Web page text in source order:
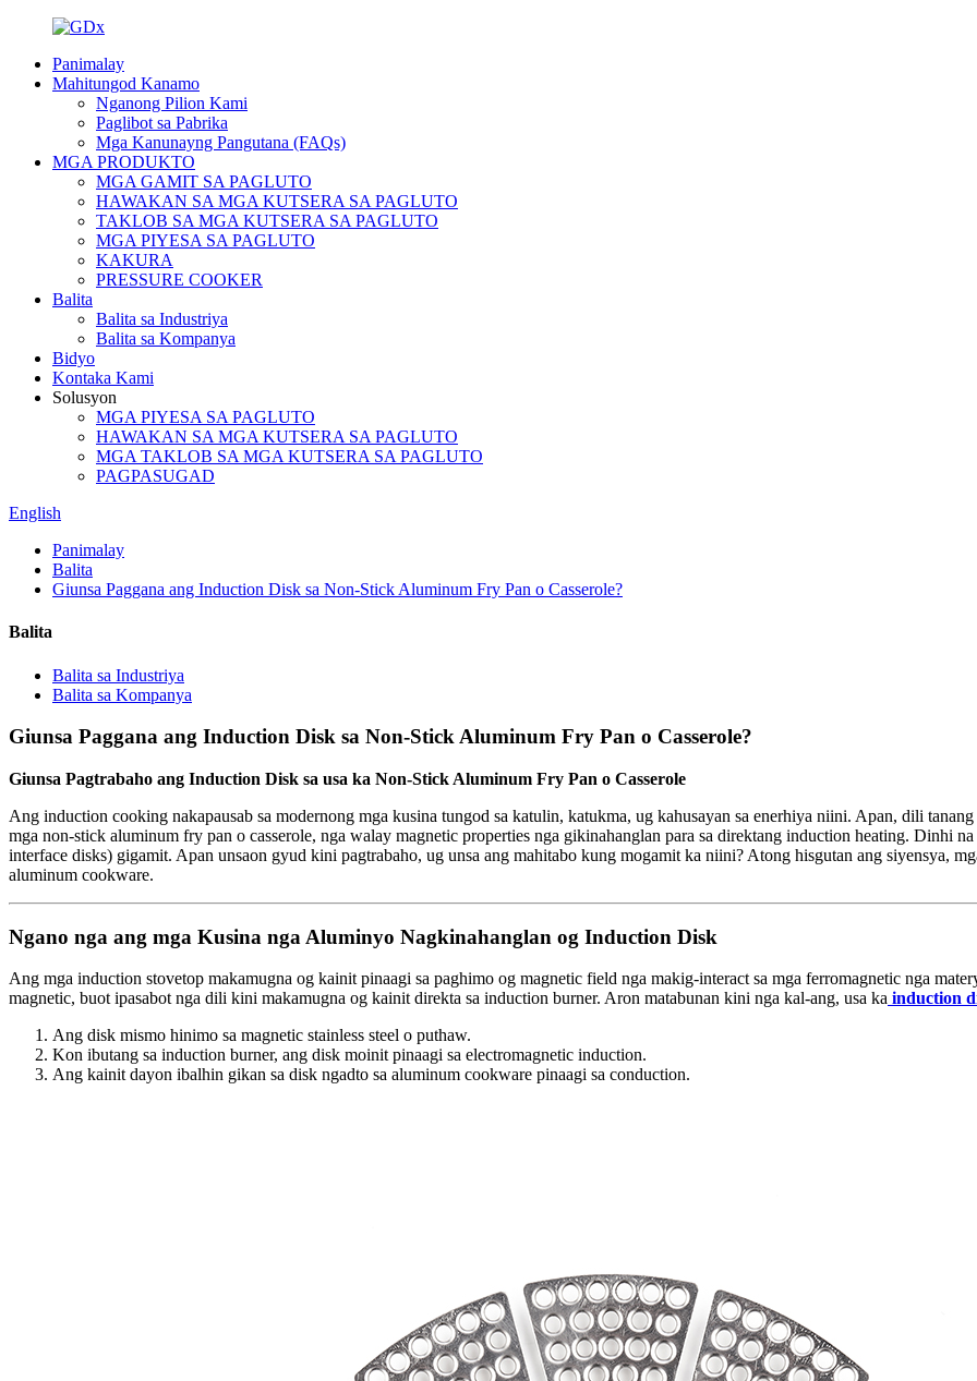
Panimalay
Mahitungod Kanamo
Nganong Pilion Kami
Paglibot sa Pabrika
Mga Kanunayng Pangutana (FAQs)
MGA PRODUKTO
MGA GAMIT SA PAGLUTO
HAWAKAN SA MGA KUTSERA SA PAGLUTO
TAKLOB SA MGA KUTSERA SA PAGLUTO
MGA PIYESA SA PAGLUTO
KAKURA
PRESSURE COOKER
Balita
Balita sa Industriya
Balita sa Kompanya
Bidyo
Kontaka Kami
Solusyon
MGA PIYESA SA PAGLUTO
HAWAKAN SA MGA KUTSERA SA PAGLUTO
MGA TAKLOB SA MGA KUTSERA SA PAGLUTO
PAGPASUGAD
English
Panimalay
Balita
Giunsa Paggana ang Induction Disk sa Non-Stick Aluminum Fry Pan o Casserole?
Balita
Balita sa Industriya
Balita sa Kompanya
Giunsa Paggana ang Induction Disk sa Non-Stick Aluminum Fry Pan o Casserole?
Giunsa Pagtrabaho ang Induction Disk sa usa ka Non-Stick Aluminum Fry Pan o Casserole
Ang induction cooking nakapausab sa modernong mga kusina tungod sa katulin, katukma, ug kahusayan sa enerhiya niini. Apan, dili
mga non-stick aluminum fry pan o casserole, nga walay magnetic properties nga gikinahanglan para sa direktang induction heating. Dinhi
interface disks) gigamit. Apan unsaon gyud kini pagtrabaho, ug unsa ang mahitabo kung mogamit ka niini? Atong hisgutan ang siyensya,
aluminum cookware.
Ngano nga ang mga Kusina nga Aluminyo Nagkinahanglan og Induction Disk
Ang mga induction stovetop makamugna og kainit pinaagi sa paghimo og magnetic field nga makig-interact sa mga ferromagnetic nga
magnetic, buot ipasabot nga dili kini makamugna og kainit direkta sa induction burner. Aron matabunan kini nga kal-ang, usa ka induction
Ang disk mismo hinimo sa magnetic stainless steel o puthaw.
Kon ibutang sa induction burner, ang disk moinit pinaagi sa electromagnetic induction.
Ang kainit dayon ibalhin gikan sa disk ngadto sa aluminum cookware pinaagi sa conduction.